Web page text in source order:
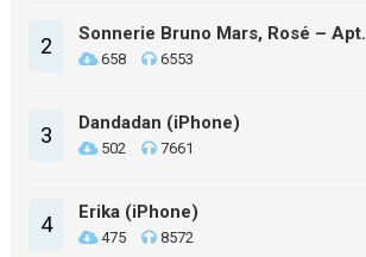
2 Sonnerie Bruno Mars, Rosé – Apt.
658 6553
3 Dandadan (iPhone)
502 7661
4 Erika (iPhone)
475 8572